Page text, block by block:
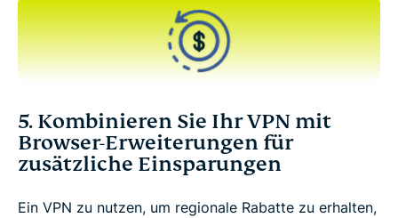
5. Kombinieren Sie Ihr VPN mit
Browser-Erweiterungen für
zusätzliche Einsparungen
Ein VPN zu nutzen, um regionale Rabatte zu erhalten,